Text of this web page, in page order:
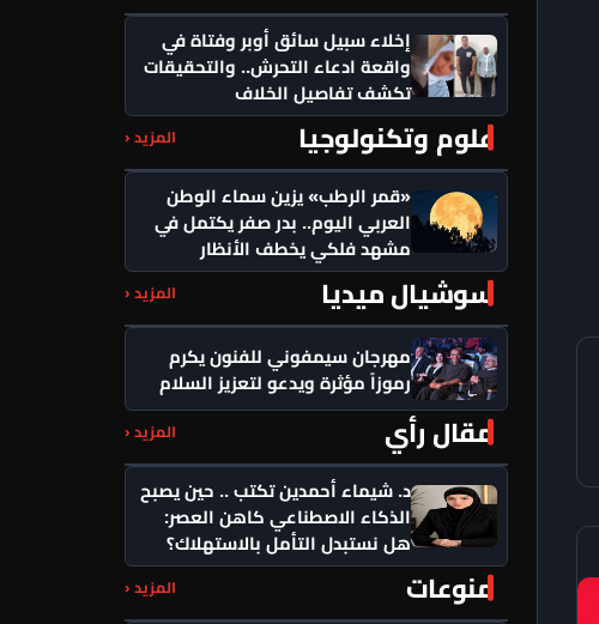
إخلاء سبيل سائق أوبر وفتاة في
واقعة ادعاء التحرش.. والتحقيقات
تكشف تفاصيل الخلاف
علوم وتكنولوجيا المزيد ‹
«قمر الرطب» يزين سماء الوطن
العربي اليوم.. بدر صفر يكتمل في
مشهد فلكي يخطف الأنظار
سوشيال ميديا المزيد ‹
مهرجان سيمفوني للفنون يكرم
رموزاً مؤثرة ويدعو لتعزيز السلام
مقال رأي المزيد ‹
د. شيماء أحمدين تكتب .. حين يصبح
الذكاء الاصطناعي كاهن العصر:
هل نستبدل التأمل بالاستهلاك؟
منوعات المزيد ‹